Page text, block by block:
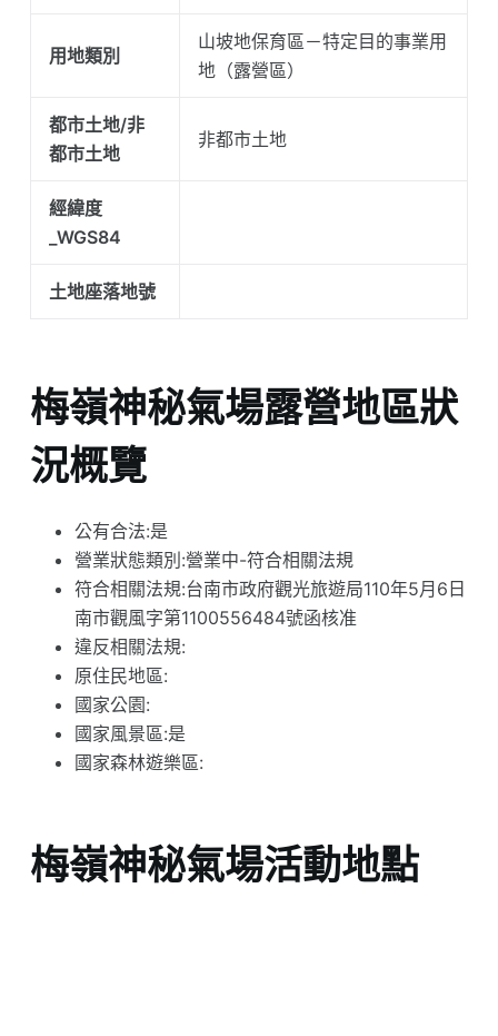
用地類別
山坡地保育區－特定目的事業用
地（露營區）
都市土地/非
都市土地
非都市土地
經緯度
_WGS84
土地座落地號
梅嶺神秘氣場露營地區狀
況概覽
公有合法:是
營業狀態類別:營業中-符合相關法規
符合相關法規:台南市政府觀光旅遊局110年5月6日
南市觀風字第1100556484號函核准
違反相關法規:
原住民地區:
國家公園:
國家風景區:是
國家森林遊樂區:
梅嶺神秘氣場活動地點